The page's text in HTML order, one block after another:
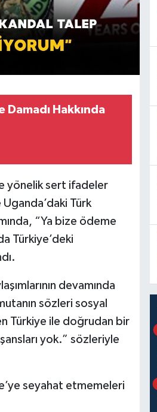
Damadı Hakkında
yönelik sert ifadeler
Türk
“Ya bize ödeme
Türkiye’deki
devamında
sözleri sosyal
Türkiye ile doğrudan bir
yok.” sözleriyle
seyahat etmemeleri